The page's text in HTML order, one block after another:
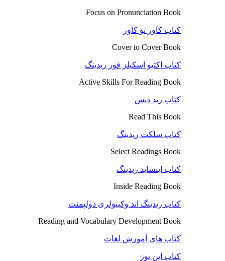
Focus on Pronunciation Book
کتاب کاور تو کاور
Cover to Cover Book
کتاب اکتیو اسکیلز فور ریدینگ
Active Skills For Reading Book
کتاب رید دیس
Read This Book
کتاب سلکت ریدینگ
Select Readings Book
کتاب اینساید ریدینگ
Inside Reading Book
کتاب ریدینگ اند وکبیولری دولپمنت
Reading and Vocabulary Development Book
کتاب های آموزش لغات
کتاب این یوز